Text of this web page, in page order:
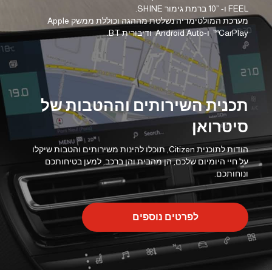
FEEL ו- ”10 ברמת גימור SHINE.
מערכת המולטימדיה נשלטת מההגה וכוללת ממשק Apple
CarPlay™ ו-Android Auto ודיבורית BT.
תכנית השירותים וההטבות של
סיטרואן
הודות לתוכנית Citizen, תוכלו להינות משירותים והטבות שיקלו
על חיי היומיום שלכם, הן מהבית והן ברכב, למען בטיחותכם
ונוחותכם.
לפרטים נוספים